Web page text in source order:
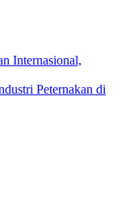
Internasional,
Peternakan di